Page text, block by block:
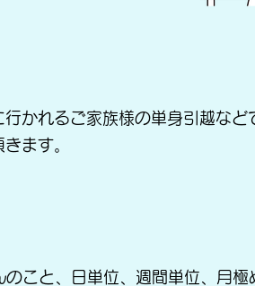
かれるご家族様の単身引越など
ます。
こと、日単位、週間単位、月極